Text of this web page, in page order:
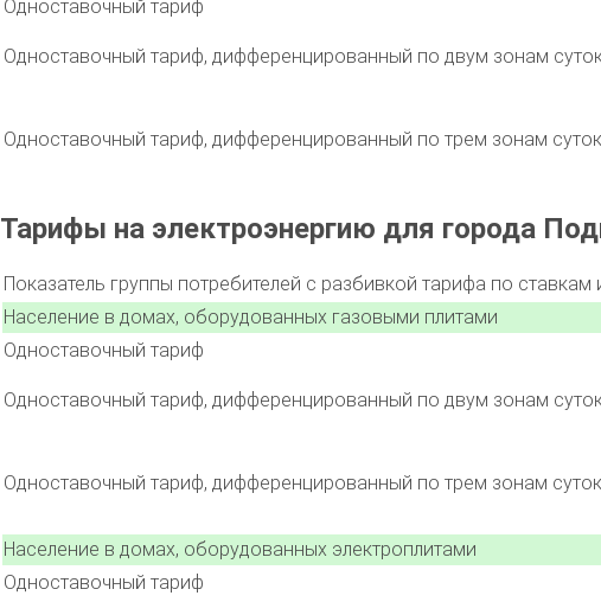
Одноставочный тариф
Одноставочный тариф, дифференцированный по двум зонам
Одноставочный тариф, дифференцированный по трем зонам суток
Тарифы на электроэнергию для города
Показатель группы потребителей с разбивкой тарифа по
Население в домах, оборудованных газовыми плитами
Одноставочный тариф
Одноставочный тариф, дифференцированный по двум зонам
Одноставочный тариф, дифференцированный по трем зонам суток
Население в домах, оборудованных электроплитами
Одноставочный тариф